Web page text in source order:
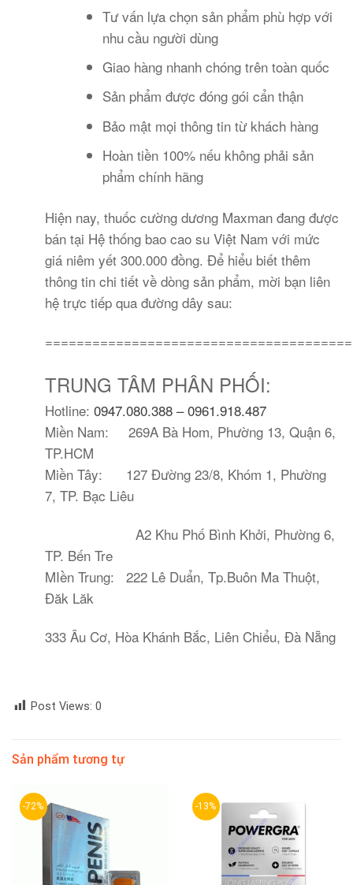
Tư vấn lựa chọn sản phẩm phù hợp với
nhu cầu người dùng
Giao hàng nhanh chóng trên toàn quốc
Sản phẩm được đóng gói cẩn thận
Bảo mật mọi thông tin từ khách hàng
Hoàn tiền 100% nếu không phải sản
phẩm chính hãng
Hiện nay,thuốc cường dương Maxman đang được
bán tại Hệ thống bao cao su Việt Nam với mức
giá niêm yết 300.000 đồng. Để hiểu biết thêm
thông tin chi tiết về dòng sản phẩm, mời bạn liên
hệ trực tiếp qua đường dây sau:
TRUNG TÂM PHÂN PHỐI:
Hotline: 0947.080.388 – 0961.918.487
Miền Nam: 269A Bà Hom, Phường 13, Quận 6,
TP.HCM
Miền Tây: 127 Đường 23/8, Khóm 1, Phường
7, TP. Bạc Liêu
A2 Khu Phố Bình Khởi, Phường 6,
TP. Bến Tre
MIền Trung: 222 Lê Duẩn, Tp.Buôn Ma Thuột,
Đăk Lăk
333 Âu Cơ, Hòa Khánh Bắc, Liên Chiểu, Đà Nẵng
Post Views: 0
Sản phẩm tương tự
-72% -13%